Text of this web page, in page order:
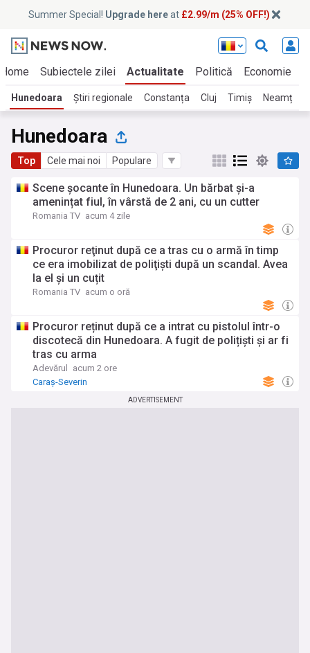
Summer Special! Upgrade hereat £2.99/m (25% OFF!)
Home Subiectele zilei Actualitate Politică Economie
Hunedoara Știri regionale Constanța Cluj Timiș Neamț
Hunedoara
Top Cele mai noi Populare
Scene șocante în Hunedoara. Un bărbat și-a
amenințat fiul, în vârstă de 2 ani, cu un cutter
Romania TV acum 4 zile
Procuror reţinut după ce a tras cu o armă în timp
ce era imobilizat de poliţişti după un scandal. Avea
la el și un cuțit
Romania TV acum o oră
Procuror reținut după ce a intrat cu pistolul într-o
discotecă din Hunedoara. A fugit de polițiști și ar fi
tras cu arma
Adevărul
acum 2 ore
Caraș-Severin
ADVERTISEMENT